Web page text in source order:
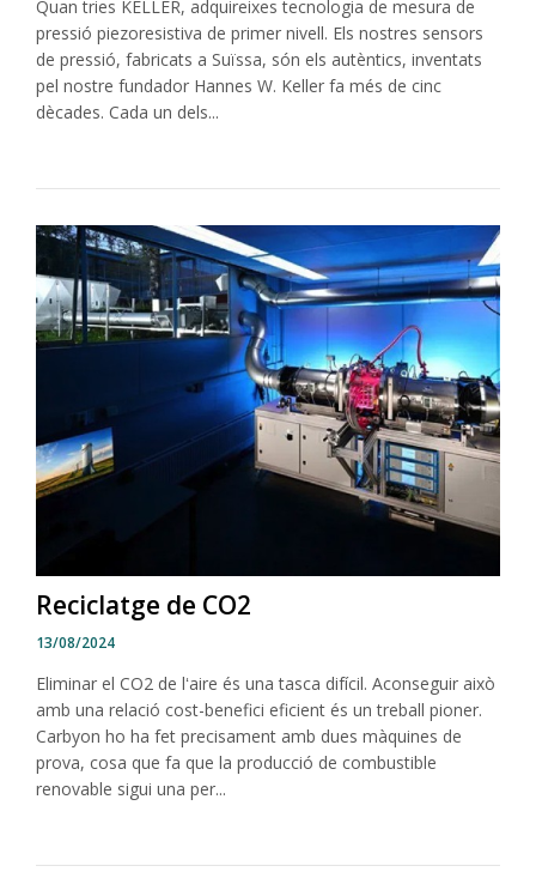
Quan tries KELLER, adquireixes tecnologia de mesura de
pressió piezoresistiva de primer nivell. Els nostres sensors
de pressió, fabricats a Suïssa, són els autèntics, inventats
pel nostre fundador Hannes W. Keller fa més de cinc
dècades. Cada un dels...
Reciclatge de CO2
13/08/2024
Eliminar el CO2 de lʻaire és una tasca difícil. Aconseguir això
amb una relació cost-benefici eficient és un treball pioner.
Carbyon ho ha fet precisament amb dues màquines de
prova, cosa que fa que la producció de combustible
renovable sigui una per...